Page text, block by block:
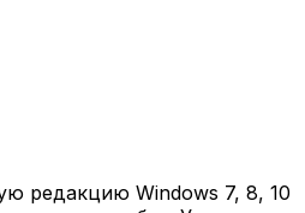
редакцию Windows 7, 8, 10